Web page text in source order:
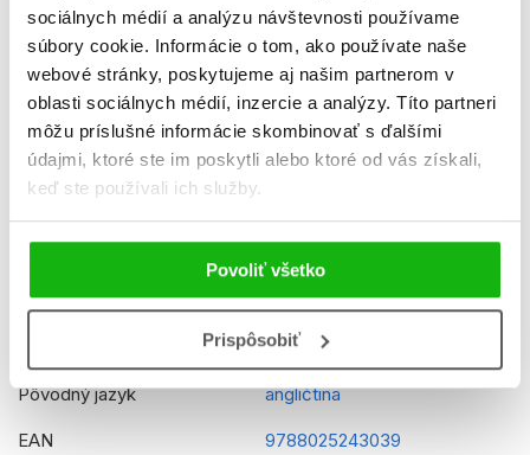
sociálnych médií a analýzu návštevnosti používame
súbory cookie. Informácie o tom, ako používate naše
webové stránky, poskytujeme aj našim partnerom v
oblasti sociálnych médií, inzercie a analýzy. Títo partneri
môžu príslušné informácie skombinovať s ďalšími
údajmi, ktoré ste im poskytli alebo ktoré od vás získali,
keď ste používali ich služby.
Povoliť všetko
Prispôsobiť
Počet strán 64
K stiahnutiu Ukážka.pdf
Dátum vydania 3.8.2018
Formát 205x285 mm
Rady Disney Junior - Vampirina
Vampirina - Movie storybook
Pôvodný jazyk angličtina
EAN 9788025243039